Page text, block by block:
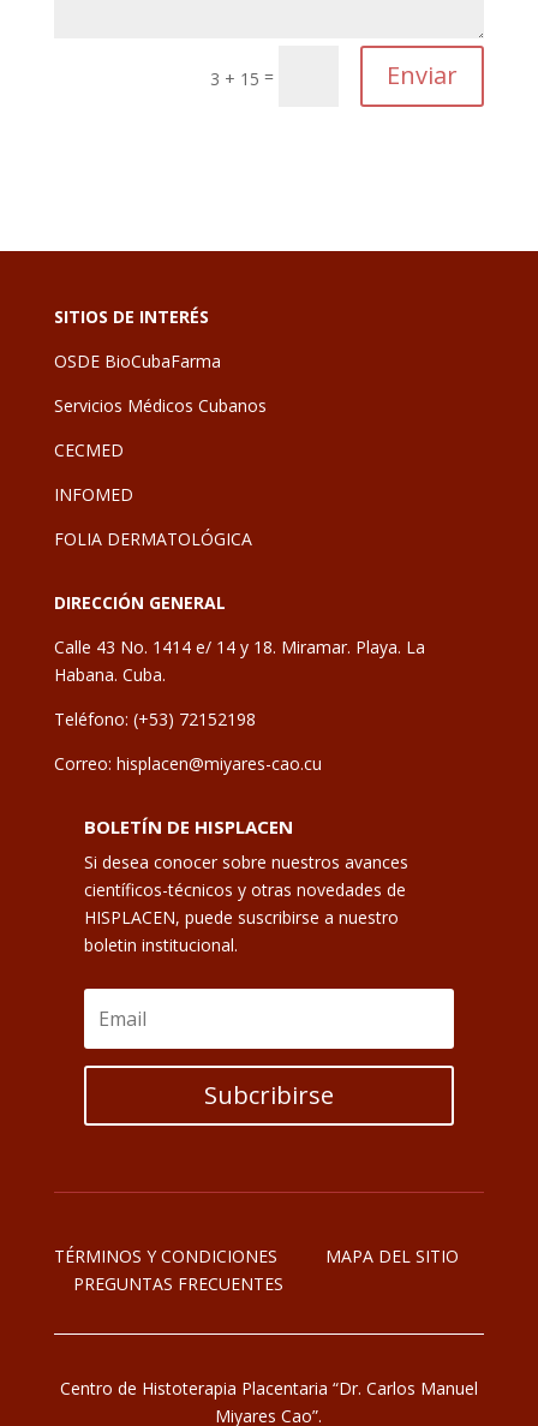
3 + 15 = Enviar
SITIOS DE INTERÉS
OSDE BioCubaFarma
Servicios Médicos Cubanos
CECMED
INFOMED
FOLIA DERMATOLÓGICA
DIRECCIÓN GENERAL
Calle 43 No. 1414 e/ 14 y 18. Miramar. Playa. La
Habana. Cuba.
Teléfono: (+53) 72152198
Correo: hisplacen@miyares-cao.cu
BOLETÍN DE HISPLACEN
Si desea conocer sobre nuestros avances
científicos-técnicos y otras novedades de
HISPLACEN, puede suscribirse a nuestro
boletin institucional.
Subcribirse
TÉRMINOS Y CONDICIONES
MAPA DEL SITIO
PREGUNTAS FRECUENTES
Centro de Histoterapia Placentaria “Dr. Carlos Manuel
Miyares Cao”.